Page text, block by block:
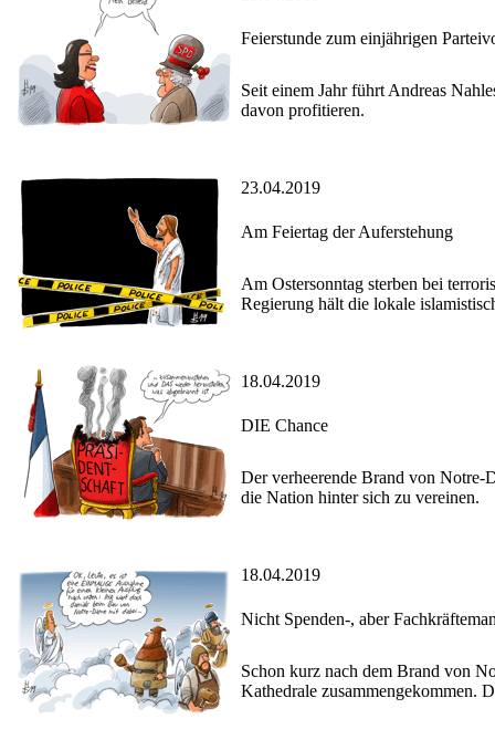
Feierstunde zum einjährigen
Seit einem Jahr führt Andreas
davon profitieren.
23.04.2019
Am Feiertag der Auferstehung
Am Ostersonntag sterben bei
Regierung hält die lokale
18.04.2019
DIE Chance
Der verheerende Brand von Notre-
die Nation hinter sich zu vereinen.
18.04.2019
Nicht Spenden-, aber
Schon kurz nach dem Brand von
Kathedrale zusammengekommen.